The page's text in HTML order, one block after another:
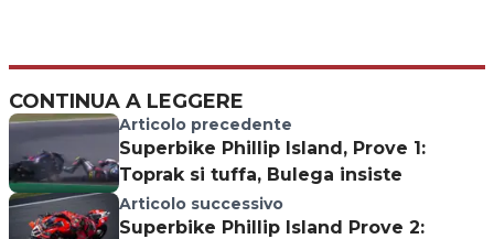
CONTINUA A LEGGERE
Articolo precedente
Superbike Phillip Island, Prove 1:
Toprak si tuffa, Bulega insiste
Articolo successivo
Superbike Phillip Island Prove 2: